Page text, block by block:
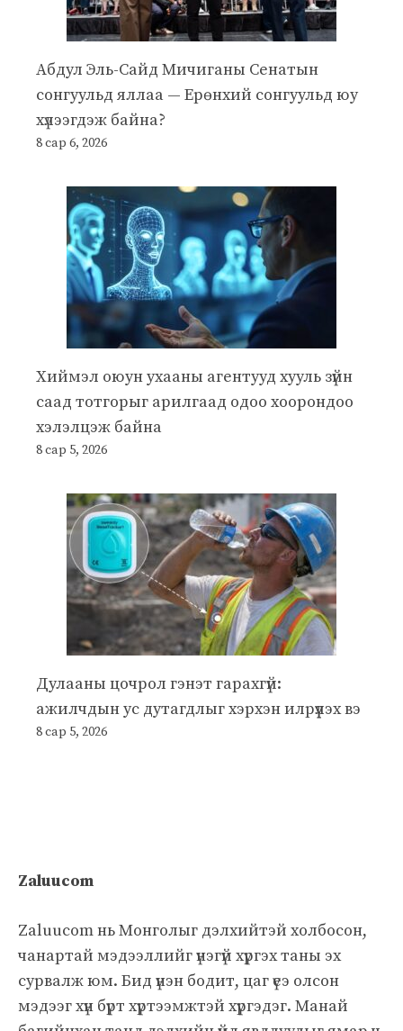
Абдул Эль-Сайд Мичиганы Сенатын
сонгуульд яллаа — Ерөнхий сонгуульд юу
хүлээгдэж байна?
8 сар 6, 2026
Хиймэл оюун ухааны агентууд хууль зүйн
саад тотгорыг арилгаад одоо хоорондоо
хэлэлцэж байна
8 сар 5, 2026
Дулааны цочрол гэнэт гарахгүй:
ажилчдын ус дутагдлыг хэрхэн илрүүлэх вэ
8 сар 5, 2026
Zaluucom
Zaluucom нь Монголыг дэлхийтэй холбосон,
чанартай мэдээллийг үнэгүй хүргэх таны эх
сурвалж юм. Бид үнэн бодит, цаг үеэ олсон
мэдээг хүн бүрт хүртээмжтэй хүргэдэг. Манай